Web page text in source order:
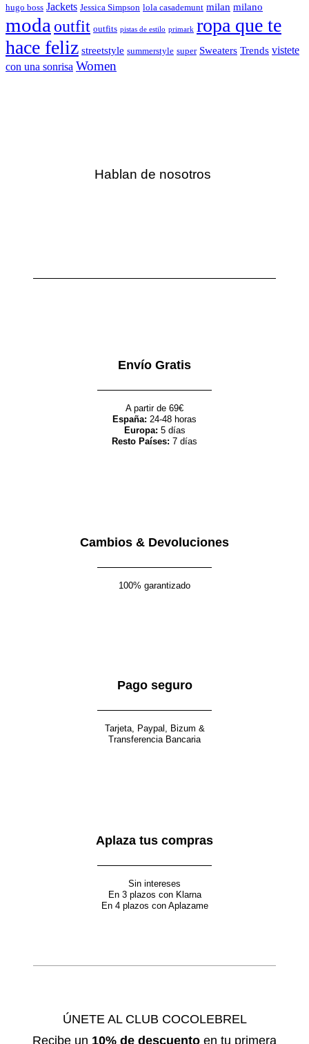
hugo boss Jackets Jessica Simpson lola casademunt milan milano
moda outfit outfits pistas de estilo primark ropa que te
hace feliz streetstyle summerstyle super Sweaters Trends vistete
con una sonrisa Women
Hablan de nosotros
Envío Gratis
A partir de 69€
España: 24-48 horas
Europa: 5 días
Resto Países: 7 días
Cambios & Devoluciones
100% garantizado
Pago seguro
Tarjeta, Paypal, Bizum &
Transferencia Bancaria
Aplaza tus compras
Sin intereses
En 3 plazos con Klarna
En 4 plazos con Aplazame
ÚNETE AL CLUB COCOLEBREL
Recibe un 10% de descuento en tu primera